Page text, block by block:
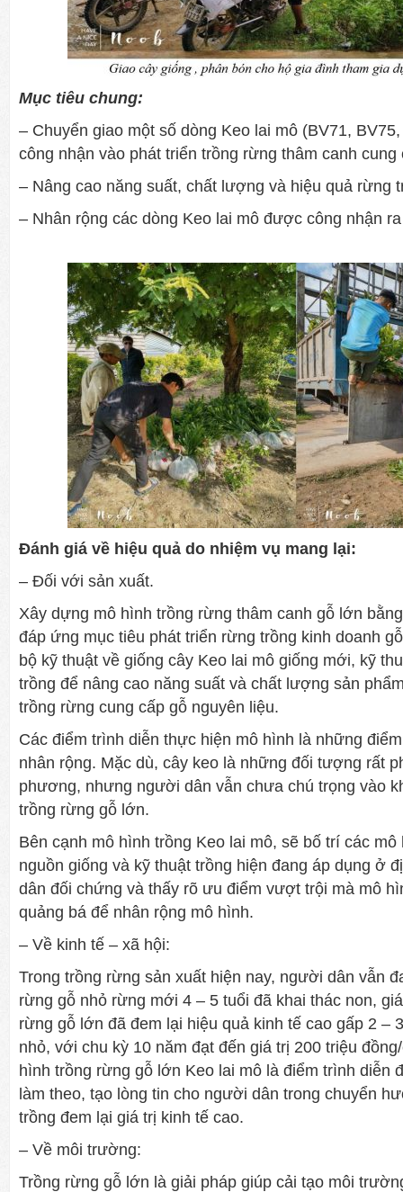
Mục tiêu chung:
– Chuyển giao một số dòng Keo lai mô (BV71,
công nhận vào phát triển trồng rừng thâm canh cung
– Nâng cao năng suất, chất lượng và hiệu quả rừng
– Nhân rộng các dòng Keo lai mô được công nhận
Đánh giá về hiệu quả do nhiệm vụ mang lại:
– Đối với sản xuất.
Xây dựng mô hình trồng rừng thâm canh gỗ lớn
đáp ứng mục tiêu phát triển rừng trồng kinh doanh
bộ kỹ thuật về giống cây Keo lai mô giống mới, kỹ
trồng để nâng cao năng suất và chất lượng sản
trồng rừng cung cấp gỗ nguyên liệu.
Các điểm trình diễn thực hiện mô hình là những
nhân rộng. Mặc dù, cây keo là những đối tượng rất
phương, nhưng người dân vẫn chưa chú trọng vào
trồng rừng gỗ lớn.
Bên cạnh mô hình trồng Keo lai mô, sẽ bố trí các
nguồn giống và kỹ thuật trồng hiện đang áp dụng ở
dân đối chứng và thấy rõ ưu điểm vượt trội mà mô
quảng bá để nhân rộng mô hình.
– Về kinh tế – xã hội:
Trong trồng rừng sản xuất hiện nay, người dân vẫn
rừng gỗ nhỏ rừng mới 4 – 5 tuổi đã khai thác non,
rừng gỗ lớn đã đem lại hiệu quả kinh tế cao gấp 2 –
nhỏ, với chu kỳ 10 năm đạt đến giá trị 200 triệu
hình trồng rừng gỗ lớn Keo lai mô là điểm trình diễn
làm theo, tạo lòng tin cho người dân trong chuyển
trồng đem lại giá trị kinh tế cao.
– Về môi trường:
Trồng rừng gỗ lớn là giải pháp giúp cải tạo môi